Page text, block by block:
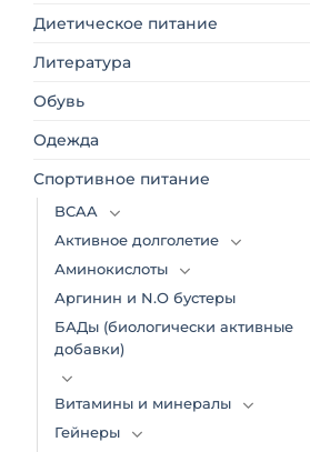
Диетическое питание
Литература
Обувь
Одежда
Спортивное питание
BCAA
Активное долголетие
Аминокислоты
Аргинин и N.O бустеры
БАДы (биологически активные
добавки)
Витамины и минералы
Гейнеры